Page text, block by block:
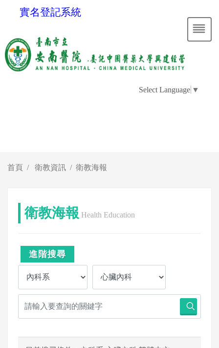
實名登記系統
Select Language ▼
首頁 衛教資訊 衛教海報
衛教海報 Health Education
進階搜尋